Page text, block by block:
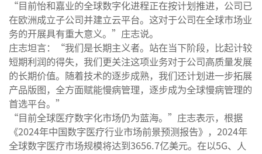
“目前怡和嘉业的全球数字化进程正在按计划推进，公司已
在欧洲成立子公司并建立云平台。这对于公司在全球市场业
务的开展具有重大意义。”庄志说。
庄志坦言：“我们是长期主义者。站在当下阶段，比起计较
短期利润的得失，我们更关注这项业务对于公司高质量发展
的长期价值。随着技术的逐步成熟，我们还计划进一步拓展
产品版图，全方面赋能慢病管理，逐步成为全球慢病管理的
首选平台。”
“目前全球医疗数字化市场仍为蓝海。”庄志表示，根据
《2024年中国数字医疗行业市场前景预测报告》，2024年
全球数字医疗市场规模将达到3656.7亿美元。在以5G、人